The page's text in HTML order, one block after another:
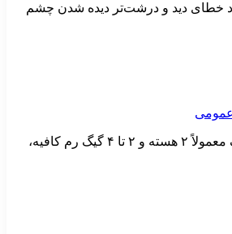
خطای دید و درشت‌تر دیده شدن چشم
برای کارهای سبک معمولاً ۲ هسته و ۲ تا ۴ گیگ رم کافیه،